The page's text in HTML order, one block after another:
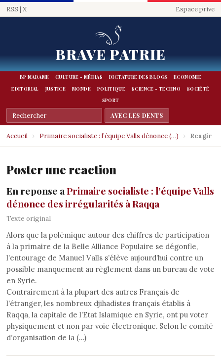
RSS | X Espace prive
BRAVE PATRIE
BP MADAME CULTURE - MÉDIAS DICTATURE DES BLOGS
ECONOMIE
EDITORIAL
JUSTICE MONDE POLITIQUE SCIENCE - TECHNO
SOCIÉTÉ
SPORT
Accueil › Primaire socialiste : l’équipe Valls dénonce (…) › Reagir
Poster une reaction
En reponse aPrimaire socialiste : l’équipe Valls
dénonce des irrégularités à Raqqa
Texte original
Alors que la polémique autour des chiffres de participation
à la primaire de la Belle Alliance Populaire se dégonfle,
l’entourage de Manuel Valls s’élève aujourd’hui contre un
possible manquement au règlement dans un bureau de vote
en Syrie.
Contrairement à la plupart des autres Français de
l’étranger, les nombreux djihadistes français établis à
Raqqa, la capitale de l’Etat Islamique en Syrie, ont pu voter
physiquement et non par voie électronique. Selon le comité
d’organisation de la (…)